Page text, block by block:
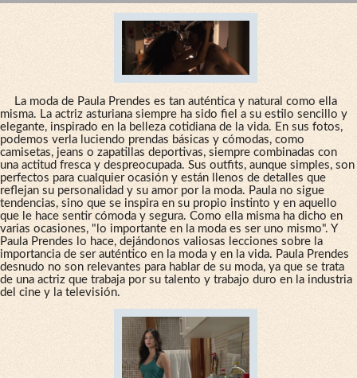
La moda de Paula Prendes es tan auténtica y natural como ella
misma. La actriz asturiana siempre ha sido fiel a su estilo sencillo y
elegante, inspirado en la belleza cotidiana de la vida. En sus fotos,
podemos verla luciendo prendas básicas y cómodas, como
camisetas, jeans o zapatillas deportivas, siempre combinadas con
una actitud fresca y despreocupada. Sus outfits, aunque simples, son
perfectos para cualquier ocasión y están llenos de detalles que
reflejan su personalidad y su amor por la moda. Paula no sigue
tendencias, sino que se inspira en su propio instinto y en aquello
que le hace sentir cómoda y segura. Como ella misma ha dicho en
varias ocasiones, "lo importante en la moda es ser uno mismo". Y
Paula Prendes lo hace, dejándonos valiosas lecciones sobre la
importancia de ser auténtico en la moda y en la vida. Paula Prendes
desnudo no son relevantes para hablar de su moda, ya que se trata
de una actriz que trabaja por su talento y trabajo duro en la industria
del cine y la televisión.